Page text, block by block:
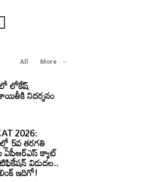
All More
లోకేష్
నిదర్శనం
2026:
5వ తరగతి
ఏపీఆర్‌ఎస్‌ క్యాట్‌
విడుదల..
ఇదిగో!